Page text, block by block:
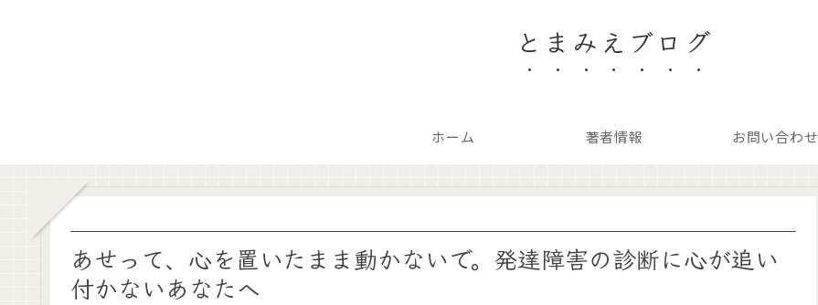
とまみえブログ
ホーム 著者情報 お問い合わせ
あせって、心を置いたまま動かないで。発達障害の診断に心が追い
付かないあなたへ